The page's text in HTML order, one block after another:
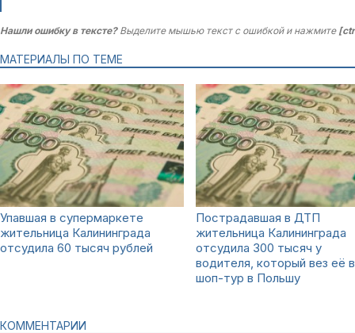
Нашли ошибку в тексте?Выделите мышью текст с ошибкой и нажмите
МАТЕРИАЛЫ ПО ТЕМЕ
Упавшая в супермаркете
жительница Калининграда
отсудила 60 тысяч рублей
Пострадавшая в ДТП
жительница Калининграда
отсудила 300 тысяч у
водителя, который вез её в
шоп-тур в Польшу
КОММЕНТАРИИ